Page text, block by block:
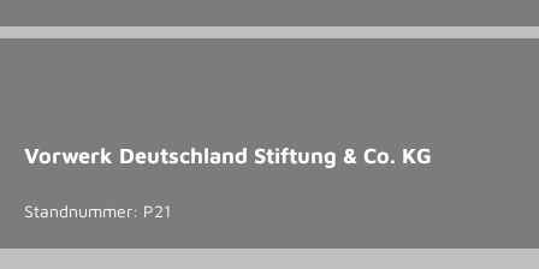
Vorwerk Deutschland Stiftung & Co. KG
Standnummer: P21